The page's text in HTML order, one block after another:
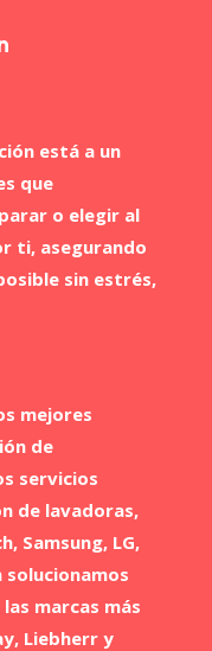
está a un
que
o elegir al
ti, asegurando
sin estrés,
mejores
de
servicios
de lavadoras,
Samsung, LG,
solucionamos
marcas más
Liebherr y